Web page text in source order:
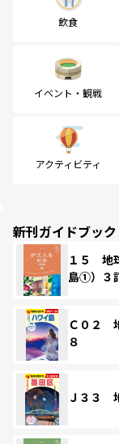
飲食
イベント・観戦
アクティビティ
新刊ガイドブック
１５ 地
島①）３
Ｃ０２
８
Ｊ３３